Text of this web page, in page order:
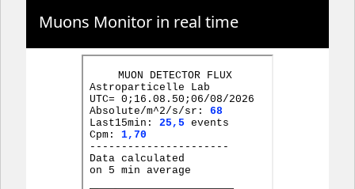
Muons Monitor in real time